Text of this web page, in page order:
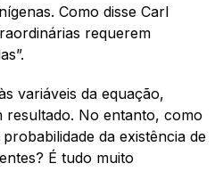
Como disse Carl
requerem
variáveis da equação,
resultado. No entanto, como
da existência de
É tudo muito